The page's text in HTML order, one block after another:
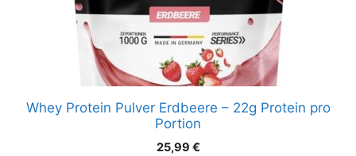
Whey Protein Pulver Erdbeere – 22g Protein pro
Portion
25,99 €